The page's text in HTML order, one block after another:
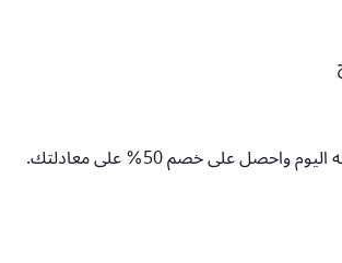
خصم 50% على معادلتك.